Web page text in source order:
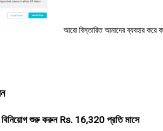
আরো বিস্তারিত আমাদের ব্যবহার করে
বিনিয়োগ শুরু করুন Rs. 16,320 প্রতি মাসে